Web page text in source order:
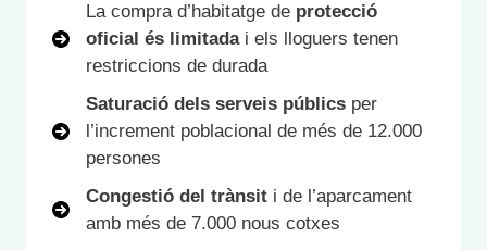
La compra d’habitatge de protecció
oficial és limitadai els lloguers tenen
restriccions de durada
Saturació dels serveis públics per
l’increment poblacional de més de 12.000
persones
Congestió del trànsit i de l’aparcament
amb més de 7.000 nous cotxes